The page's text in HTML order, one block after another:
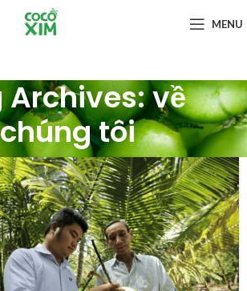
MENU
Archives: về
chúng tôi